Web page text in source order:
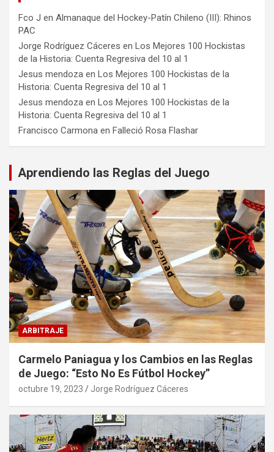
Fco J en Almanaque del Hockey-Patín Chileno (III): Rhinos
PAC
Jorge Rodríguez Cáceres en Los Mejores 100 Hockistas
de la Historia: Cuenta Regresiva del 10 al 1
Jesus mendoza en Los Mejores 100 Hockistas de la
Historia: Cuenta Regresiva del 10 al 1
Jesus mendoza en Los Mejores 100 Hockistas de la
Historia: Cuenta Regresiva del 10 al 1
Francisco Carmona en Falleció Rosa Flashar
Aprendiendo las Reglas del Juego
ARBITRAJE
Carmelo Paniagua y los Cambios en las Reglas
de Juego: “Esto No Es Fútbol Hockey”
octubre 19, 2023 Jorge Rodríguez Cáceres